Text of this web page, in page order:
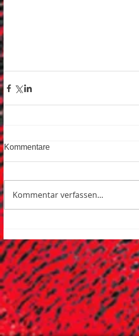
Kommentare
Kommentar verfassen...